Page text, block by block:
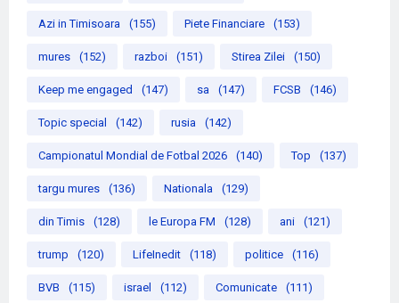
Azi in Timisoara (155) Piete Financiare (153)
mures (152) razboi (151) Stirea Zilei (150)
Keep me engaged (147) sa (147) FCSB (146)
Topic special (142) rusia (142)
Campionatul Mondial de Fotbal 2026 (140) Top (137)
targu mures (136) Nationala (129)
din Timis (128) le Europa FM (128) ani (121)
trump (120) LifeInedit (118) politice (116)
BVB (115) israel (112) Comunicate (111)